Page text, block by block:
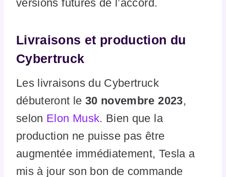
versions futures de l’accord.
Livraisons et production du
Cybertruck
Les livraisons du Cybertruck
débuteront le 30 novembre 2023,
selon Elon Musk. Bien que la
production ne puisse pas être
augmentée immédiatement, Tesla a
mis à jour son bon de commande